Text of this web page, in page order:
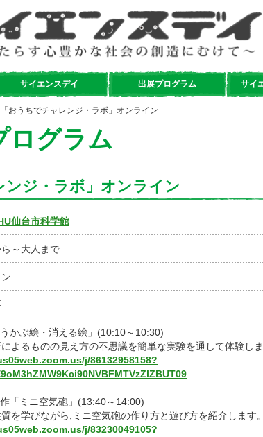
サイエンスデイ 出展プログラム サイ
おうちでチャレンジ・ラボ」オンライン
ログラム
ンジ・ラボ」オンライン
仙台市科学館
～大人まで
かぶ絵・消える絵」(10:10～10:30)
よるものの見え方の不思議を簡単な実験を通して体験しま
j/86132958158?
「ミニ空気砲」(13:40～14:00)
を学びながら,ミニ空気砲の作り方と遊び方を紹介します。
j/83230049105?